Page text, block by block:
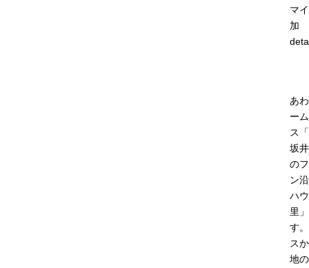
マ
加
あ
ー
ス
坂
の
ン
ハ
里
す
ス
地